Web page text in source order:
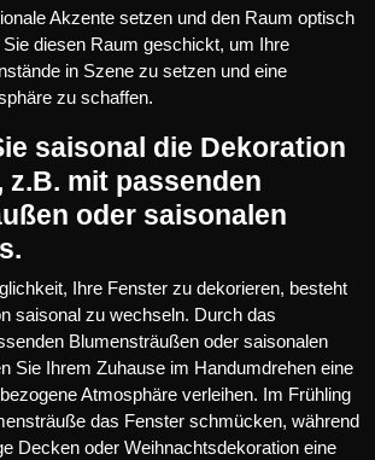
Akzente setzen und den Raum optisch
diesen Raum geschickt, um Ihre
in Szene zu setzen und eine
zu schaffen.
saisonal die Dekoration
z.B. mit passenden
oder saisonalen
Ihre Fenster zu dekorieren, besteht
saisonal zu wechseln. Durch das
Blumensträußen oder saisonalen
Sie Ihrem Zuhause im Handumdrehen eine
Atmosphäre verleihen. Im Frühling
das Fenster schmücken, während
Decken oder Weihnachtsdekoration eine